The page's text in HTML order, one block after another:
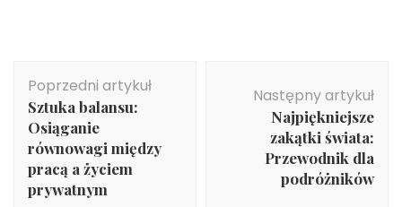
wpisu
Poprzedni artykuł
Sztuka balansu:
Osiąganie
równowagi między
pracą a życiem
prywatnym
Następny artykuł
Najpiękniejsze
zakątki świata:
Przewodnik dla
podróżników